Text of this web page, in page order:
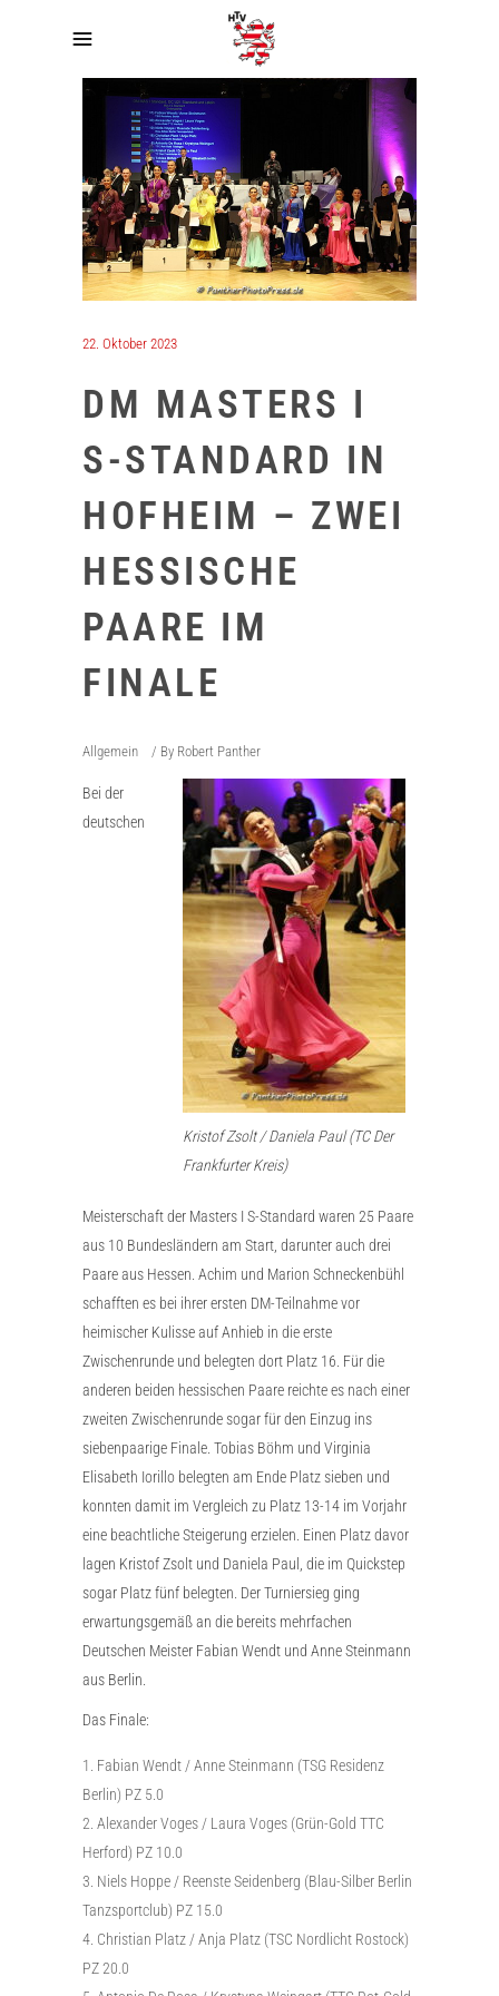
22. Oktober 2023
DM MASTERS I
S-STANDARD IN
HOFHEIM – ZWEI
HESSISCHE
PAARE IM
FINALE
Allgemein By Robert Panther
Kristof Zsolt / Daniela Paul (TC Der
Frankfurter Kreis)
Bei der
deutschen
Meisterschaft der Masters I S-Standard waren 25 Paare
aus 10 Bundesländern am Start, darunter auch drei
Paare aus Hessen. Achim und Marion Schneckenbühl
schafften es bei ihrer ersten DM-Teilnahme vor
heimischer Kulisse auf Anhieb in die erste
Zwischenrunde und belegten dort Platz 16. Für die
anderen beiden hessischen Paare reichte es nach einer
zweiten Zwischenrunde sogar für den Einzug ins
siebenpaarige Finale. Tobias Böhm und Virginia
Elisabeth Iorillo belegten am Ende Platz sieben und
konnten damit im Vergleich zu Platz 13-14 im Vorjahr
eine beachtliche Steigerung erzielen. Einen Platz davor
lagen Kristof Zsolt und Daniela Paul, die im Quickstep
sogar Platz fünf belegten. Der Turniersieg ging
erwartungsgemäß an die bereits mehrfachen
Deutschen Meister Fabian Wendt und Anne Steinmann
aus Berlin.
Das Finale:
Fabian Wendt / Anne Steinmann (TSG Residenz
Berlin) PZ 5.0
Alexander Voges / Laura Voges (Grün-Gold TTC
Herford) PZ 10.0
Niels Hoppe / Reenste Seidenberg (Blau-Silber Berlin
Tanzsportclub) PZ 15.0
Christian Platz / Anja Platz (TSC Nordlicht Rostock)
PZ 20.0